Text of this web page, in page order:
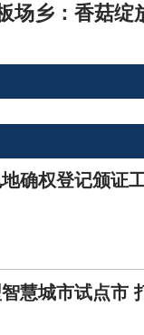
场乡：香菇绽
确权登记颁证
慧城市试点市